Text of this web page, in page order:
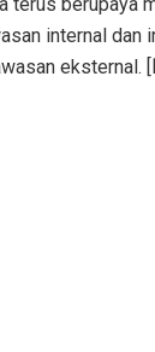
internal
eksternal. [